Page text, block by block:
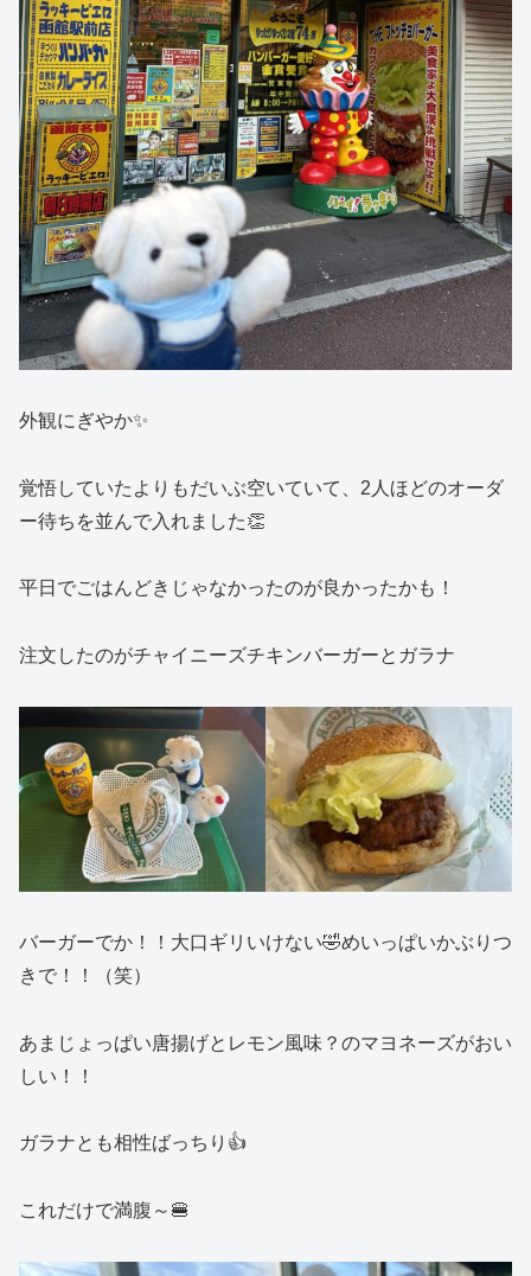
外観にぎやか✨
覚悟していたよりもだいぶ空いていて、2人ほどのオーダ
ー待ちを並んで入れました👏
平日でごはんどきじゃなかったのが良かったかも！
注文したのがチャイニーズチキンバーガーとガラナ
バーガーでか！！大口ギリいけない🤣めいっぱいかぶりつ
きで！！（笑）
あまじょっぱい唐揚げとレモン風味？のマヨネーズがおい
しい！！
ガラナとも相性ばっちり👍
これだけで満腹～🍔